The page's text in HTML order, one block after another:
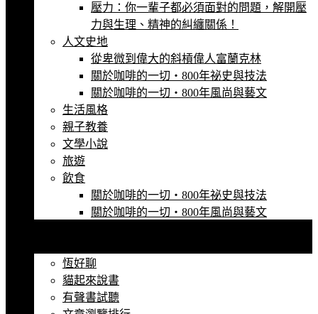
壓力：你一輩子都必須面對的問題，解開壓
力與生理、精神的糾纏關係！
人文史地
從卑微到偉大的斜槓偉人富蘭克林
關於咖啡的一切‧800年祕史與技法
關於咖啡的一切‧800年風尚與藝文
生活風格
親子教養
文學小說
旅遊
飲食
關於咖啡的一切‧800年祕史與技法
關於咖啡的一切‧800年風尚與藝文
恆好聊
貓起來說書
有聲書試聽